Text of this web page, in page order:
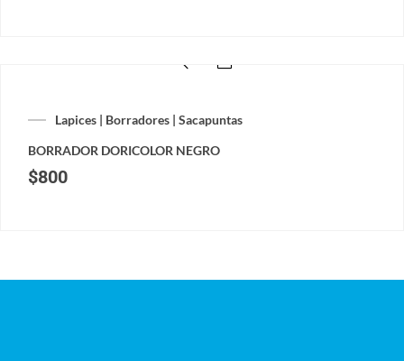
Lapices | Borradores | Sacapuntas
BORRADOR DORICOLOR NEGRO
$800